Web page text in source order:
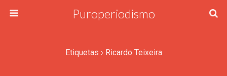
Puroperiodismo
Etiquetas › Ricardo Teixeira